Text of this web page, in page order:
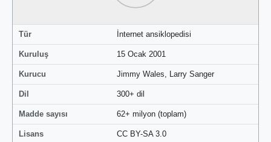
Tür İnternet ansiklopedisi
Kuruluş 15 Ocak 2001
Kurucu Jimmy Wales, Larry Sanger
Dil 300+ dil
Madde sayısı 62+ milyon (toplam)
Lisans CC BY-SA 3.0